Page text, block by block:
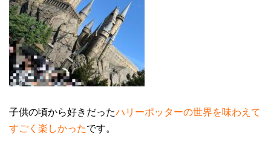
子供の頃から好きだったハリーポッターの世界を味わえて
すごく楽しかったです。